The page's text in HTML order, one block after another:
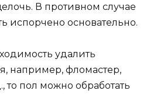
В противном случае
испорчено основательно.
удалить
например, фломастер,
то пол можно обработать